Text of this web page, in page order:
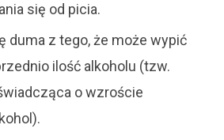
się od picia.
duma z tego, że może wypić
ilość alkoholu (tzw.
o wzroście